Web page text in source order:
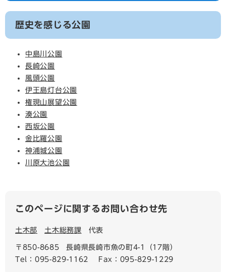
歴史を感じる公園
中島川公園
長崎公園
風頭公園
伊王島灯台公園
権現山展望公園
湊公園
西坂公園
金比羅公園
神浦城公園
川原大池公園
このページに関するお問い合わせ先
土木部 土木総務課 代表
〒850-8685
長崎県長崎市魚の町4-1（17階）
Tel：095-829-1162
Fax：095-829-1229